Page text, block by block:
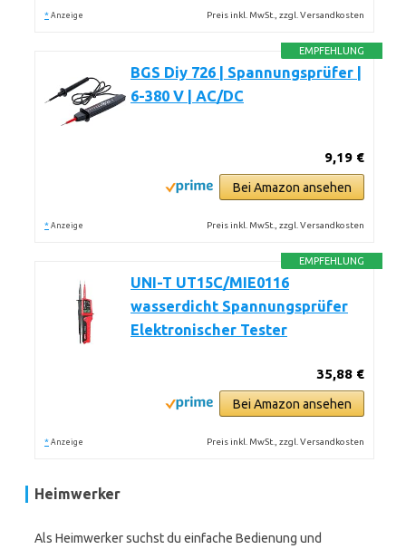
* Anzeige Preis inkl. MwSt., zzgl. Versandkosten
EMPFEHLUNG
BGS Diy 726 | Spannungsprüfer |
6-380 V | AC/DC
9,19 €
Bei Amazon ansehen
* Anzeige Preis inkl. MwSt., zzgl. Versandkosten
EMPFEHLUNG
UNI-T UT15C/MIE0116
wasserdicht Spannungsprüfer
Elektronischer Tester
35,88 €
Bei Amazon ansehen
* Anzeige Preis inkl. MwSt., zzgl. Versandkosten
Heimwerker
Als Heimwerker suchst du einfache Bedienung und